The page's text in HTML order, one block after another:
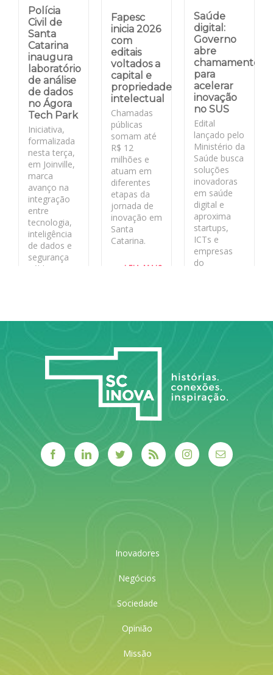
Polícia
Civil de
Santa
Catarina
inaugura
laboratório
de análise
de dados
no Ágora
Tech Park
Iniciativa,
formalizada
nesta terça,
em Joinville,
marca
avanço na
integração
entre
tecnologia,
inteligência
de dados e
segurança
pública no
Fapesc
inicia 2026
com
editais
voltados a
capital e
propriedade
intelectual
Chamadas
públicas
somam até
R$ 12
milhões e
atuam em
diferentes
etapas da
jornada de
inovação em
Santa
Catarina.
LEIA MAIS
Saúde
digital:
Governo
abre
chamamento
para
acelerar
inovação
no SUS
Edital
lançado pelo
Ministério da
Saúde busca
soluções
inovadoras
em saúde
digital e
aproxima
startups,
ICTs e
empresas
do
sistema
Inovadores
Negócios
Sociedade
Opinião
Missão